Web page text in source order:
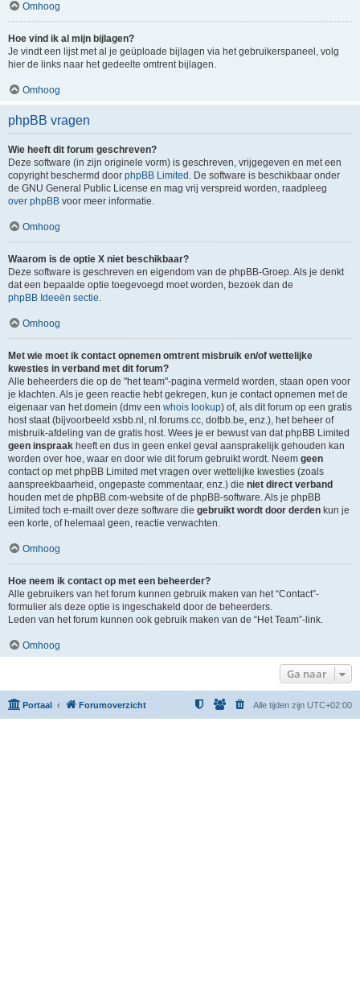
Omhoog
Hoe vind ik al mijn bijlagen?
Je vindt een lijst met al je geüploade bijlagen via het gebruikerspaneel, volg
hier de links naar het gedeelte omtrent bijlagen.
Omhoog
phpBB vragen
Wie heeft dit forum geschreven?
Deze software (in zijn originele vorm) is geschreven, vrijgegeven en met een
copyright beschermd door phpBB Limited . De software is beschikbaar onder
de GNU General Public License en mag vrij verspreid worden, raadpleeg
over phpBB voor meer informatie.
Omhoog
Waarom is de optie X niet beschikbaar?
Deze software is geschreven en eigendom van de phpBB-Groep. Als je denkt
dat een bepaalde optie toegevoegd moet worden, bezoek dan de
phpBB Ideeën sectie.
Omhoog
Met wie moet ik contact opnemen omtrent misbruik en/of wettelijke
kwesties in verband met dit forum?
Alle beheerders die op de "het team"-pagina vermeld worden, staan open voor
je klachten. Als je geen reactie hebt gekregen, kun je contact opnemen met de
eigenaar van het domein (dmv een whois lookup) of, als dit forum op een gratis
host staat (bijvoorbeeld xsbb.nl, nl.forums.cc, dotbb.be, enz.), het beheer of
misbruik-afdeling van de gratis host. Wees je er bewust van dat phpBB Limited
geen inspraak heeft en dus in geen enkel geval aansprakelijk gehouden kan
worden over hoe, waar en door wie dit forum gebruikt wordt. Neem geen
contact op met phpBB Limited met vragen over wettelijke kwesties (zoals
aanspreekbaarheid, ongepaste commentaar, enz.) die niet direct verband
houden met de phpBB.com-website of de phpBB-software. Als je phpBB
Limited toch e-mailt over deze software die gebruikt wordt door derden kun je
een korte, of helemaal geen, reactie verwachten.
Omhoog
Hoe neem ik contact op met een beheerder?
Alle gebruikers van het forum kunnen gebruik maken van het “Contact”-
formulier als deze optie is ingeschakeld door de beheerders.
Leden van het forum kunnen ook gebruik maken van de “Het Team”-link.
Omhoog
Ga naar
Portaal Forumoverzicht Alle tijden zijn UTC+02:00